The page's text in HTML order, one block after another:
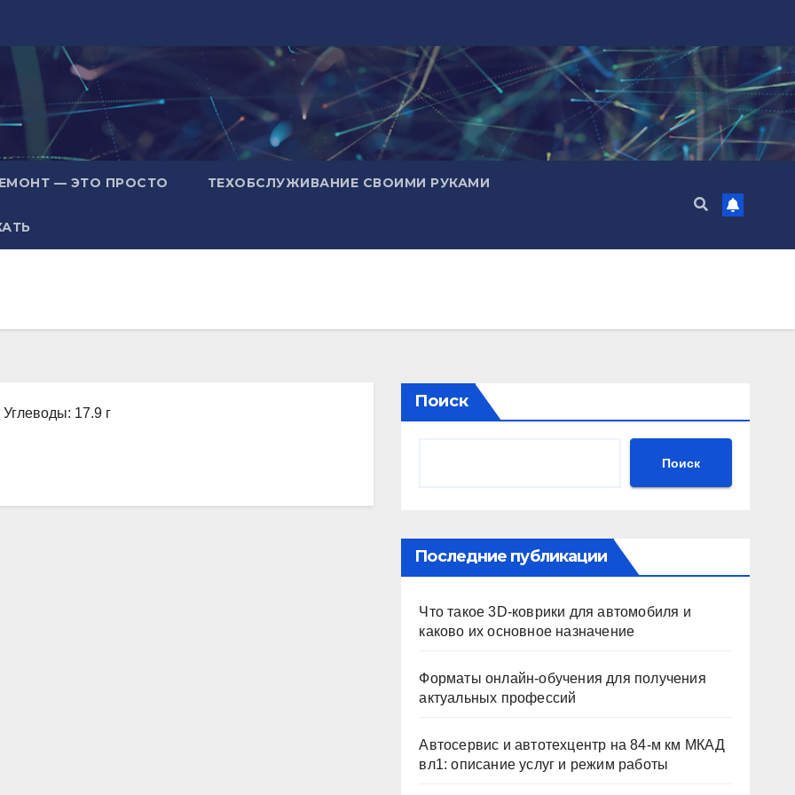
— ЭТО ПРОСТО ТЕХОБСЛУЖИВАНИЕ СВОИМИ РУКАМИ
17.9 г
Поиск
Поиск
Последние публикации
Что такое 3D-коврики для автомобиля и
каково их основное назначение
Форматы онлайн-обучения для получения
актуальных профессий
Автосервис и автотехцентр на 84-м км МКАД
вл1: описание услуг и режим работы